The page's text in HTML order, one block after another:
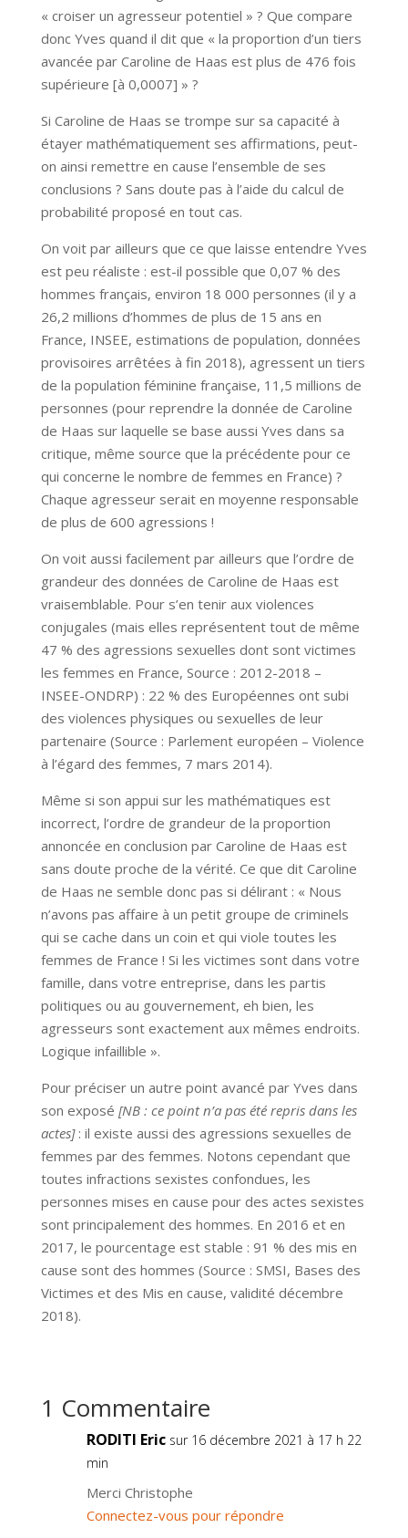
« croiser un agresseur potentiel » ? Que compare
donc Yves quand il dit que « la proportion d’un tiers
avancée par Caroline de Haas est plus de 476 fois
supérieure [à 0,0007] » ?
Si Caroline de Haas se trompe sur sa capacité à
étayer mathématiquement ses affirmations, peut-
on ainsi remettre en cause l’ensemble de ses
conclusions ? Sans doute pas à l’aide du calcul de
probabilité proposé en tout cas.
On voit par ailleurs que ce que laisse entendre Yves
est peu réaliste : est-il possible que 0,07 % des
hommes français, environ 18 000 personnes (il y a
26,2 millions d’hommes de plus de 15 ans en
France, INSEE, estimations de population, données
provisoires arrêtées à fin 2018), agressent un tiers
de la population féminine française, 11,5 millions de
personnes (pour reprendre la donnée de Caroline
de Haas sur laquelle se base aussi Yves dans sa
critique, même source que la précédente pour ce
qui concerne le nombre de femmes en France) ?
Chaque agresseur serait en moyenne responsable
de plus de 600 agressions !
On voit aussi facilement par ailleurs que l’ordre de
grandeur des données de Caroline de Haas est
vraisemblable. Pour s’en tenir aux violences
conjugales (mais elles représentent tout de même
47 % des agressions sexuelles dont sont victimes
les femmes en France, Source : 2012-2018 –
INSEE-ONDRP) : 22 % des Européennes ont subi
des violences physiques ou sexuelles de leur
partenaire (Source : Parlement européen – Violence
à l’égard des femmes, 7 mars 2014).
Même si son appui sur les mathématiques est
incorrect, l’ordre de grandeur de la proportion
annoncée en conclusion par Caroline de Haas est
sans doute proche de la vérité. Ce que dit Caroline
de Haas ne semble donc pas si délirant : « Nous
n’avons pas affaire à un petit groupe de criminels
qui se cache dans un coin et qui viole toutes les
femmes de France ! Si les victimes sont dans votre
famille, dans votre entreprise, dans les partis
politiques ou au gouvernement, eh bien, les
agresseurs sont exactement aux mêmes endroits.
Logique infaillible ».
Pour préciser un autre point avancé par Yves dans
son exposé [NB : ce point n’a pas été repris dans les
actes]: il existe aussi des agressions sexuelles de
femmes par des femmes. Notons cependant que
toutes infractions sexistes confondues, les
personnes mises en cause pour des actes sexistes
sont principalement des hommes. En 2016 et en
2017, le pourcentage est stable : 91 % des mis en
cause sont des hommes (Source : SMSI, Bases des
Victimes et des Mis en cause, validité décembre
2018).
1 Commentaire
RODITI Eric sur 16 décembre 2021 à 17 h 22
min
Merci Christophe
Connectez-vous pour répondre